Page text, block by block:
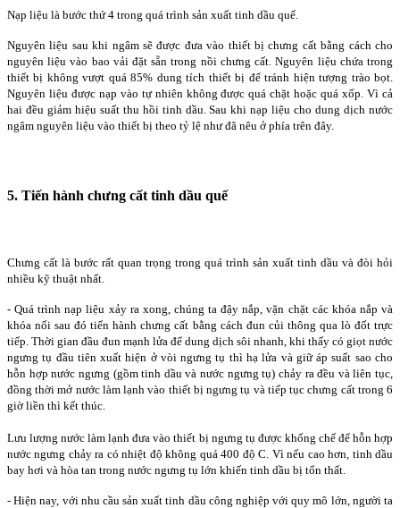
Nạp liệu là bước thứ 4 trong quá trình sản xuất tinh dầu quế.
Nguyên liệu sau khi ngâm sẽ được đưa vào thiết bị chưng cất bằng cách cho
nguyên liệu vào bao vải đặt sẵn trong nồi chưng cất. Nguyên liệu chứa trong
thiết bị không vượt quá 85% dung tích thiết bị để tránh hiện tượng trào bọt.
Nguyên liệu được nạp vào tự nhiên không được quá chặt hoặc quá xốp. Vì cả
hai đều giảm hiệu suất thu hồi tinh dầu. Sau khi nạp liệu cho dung dịch nước
ngâm nguyên liệu vào thiết bị theo tỷ lệ như đã nêu ở phía trên đây.
5. Tiến hành chưng cất tinh dầu quế
Chưng cất là bước rất quan trọng trong quá trình sản xuất tinh dầu và đòi hỏi
nhiều kỹ thuật nhất.
- Quá trình nạp liệu xảy ra xong, chúng ta đậy nắp, vặn chặt các khóa nắp và
khóa nối sau đó tiến hành chưng cất bằng cách đun củi thông qua lò đốt trực
tiếp. Thời gian đầu đun mạnh lửa để dung dịch sôi nhanh, khi thấy có giọt nước
ngưng tụ đầu tiên xuất hiện ở vòi ngưng tụ thì hạ lửa và giữ áp suất sao cho
hỗn hợp nước ngưng (gồm tinh dầu và nước ngưng tụ) chảy ra đều và liên tục,
đồng thời mở nước làm lạnh vào thiết bị ngưng tụ và tiếp tục chưng cất trong 6
giờ liền thì kết thúc.
Lưu lượng nước làm lạnh đưa vào thiết bị ngưng tụ được khống chế để hỗn hợp
nước ngưng chảy ra có nhiệt độ không quá 400 độ C. Vì nếu cao hơn, tinh dầu
bay hơi và hòa tan trong nước ngưng tụ lớn khiến tinh dầu bị tổn thất.
- Hiện nay, với nhu cầu sản xuất tinh dầu công nghiệp với quy mô lớn, người ta